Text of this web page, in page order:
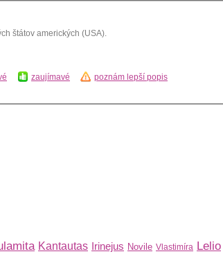
štátov amerických (USA).
zaujímavé poznám lepší popis
Kantautas Irinejus Novile Vlastimíra Lelio